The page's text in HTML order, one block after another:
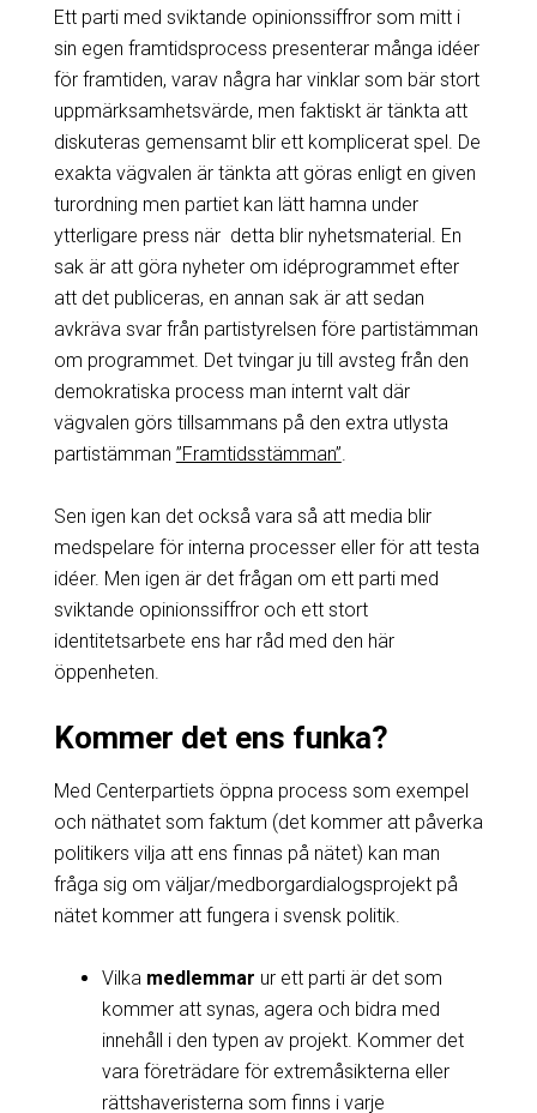
Ett parti med sviktande opinionssiffror som mitt i
sin egen framtidsprocess presenterar många idéer
för framtiden, varav några har vinklar som bär stort
uppmärksamhetsvärde, men faktiskt är tänkta att
diskuteras gemensamt blir ett komplicerat spel. De
exakta vägvalen är tänkta att göras enligt en given
turordning men partiet kan lätt hamna under
ytterligare press när detta blir nyhetsmaterial. En
sak är att göra nyheter om idéprogrammet efter
att det publiceras, en annan sak är att sedan
avkräva svar från partistyrelsen före partistämman
om programmet. Det tvingar ju till avsteg från den
demokratiska process man internt valt där
vägvalen görs tillsammans på den extra utlysta
partistämman ”Framtidsstämman”
Sen igen kan det också vara så att media blir
medspelare för interna processer eller för att testa
idéer. Men igen är det frågan om ett parti med
sviktande opinionssiffror och ett stort
identitetsarbete ens har råd med den här
öppenheten.
Kommer det ens funka?
Med Centerpartiets öppna process som exempel
och näthatet som faktum (det kommer att påverka
politikers vilja att ens finnas på nätet) kan man
fråga sig om väljar/medborgardialogsprojekt på
nätet kommer att fungera i svensk politik.
Vilka medlemmar ur ett parti är det som
kommer att synas, agera och bidra med
innehåll i den typen av projekt. Kommer det
vara företrädare för extremåsikterna eller
rättshaveristerna som finns i varje